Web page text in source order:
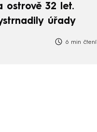
ostrově 32 let.
úřady
6 min čtení